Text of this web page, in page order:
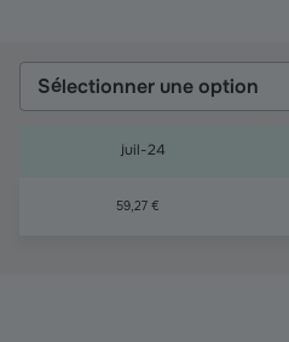
Sélectionner une option
juil-24
59,27 €